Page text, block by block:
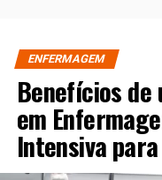
ENFERMAGEM
Benefícios de
em
Intensiva